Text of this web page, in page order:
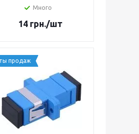
Много
14 грн./шт
продаж